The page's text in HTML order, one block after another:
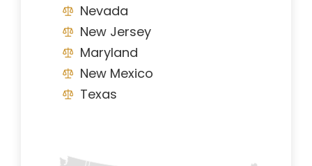
Nevada
New Jersey
Maryland
New Mexico
Texas